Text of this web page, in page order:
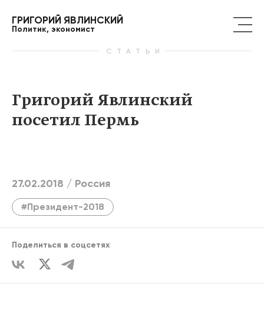
ГРИГОРИЙ ЯВЛИНСКИЙ
Политик, экономист
СТАТЬИ
Григорий Явлинский
посетил Пермь
27.02.2018 / Россия
#Президент-2018
Поделиться в соцсетях